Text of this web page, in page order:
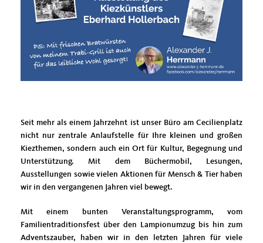
Seit mehr als einem Jahrzehnt ist unser Büro am Cecilienplatz
nicht nur zentrale Anlaufstelle für Ihre kleinen und großen
Kiezthemen, sondern auch ein Ort für Kultur, Begegnung und
Unterstützung. Mit dem Büchermobil, Lesungen,
Ausstellungen sowie vielen Aktionen für Mensch & Tier haben
wir in den vergangenen Jahren viel bewegt.
Mit einem bunten Veranstaltungsprogramm, vom
Familientraditionsfest über den Lampionumzug bis hin zum
Adventszauber, haben wir in den letzten Jahren für viele